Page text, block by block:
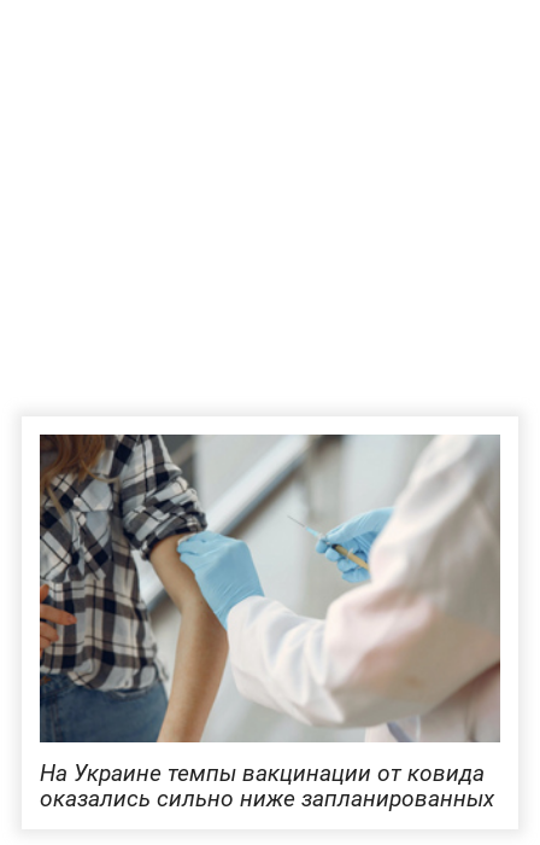
На Украине темпы вакцинации от ковида
оказались сильно ниже запланированных